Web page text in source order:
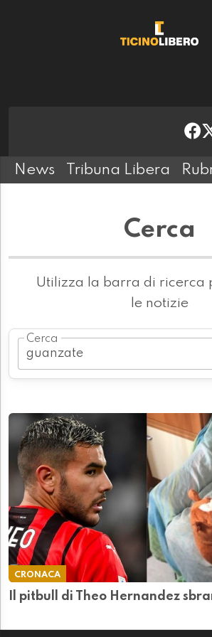
News Tribuna Libera
Cerca
Utilizza la barra di ricerca
le notizie
Cerca
CRONACA
Il pitbull di Theo Hernandez